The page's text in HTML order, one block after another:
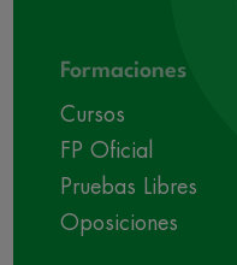
Formaciones
Cursos
FP Oficial
Pruebas Libres
Oposiciones